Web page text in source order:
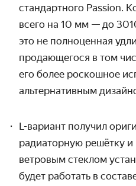
стандартного Passion.
всего на 10 мм — до
это не полноценная
продающегося в том
его более роскошное
альтернативным
L-вариант получил
радиаторную решётку
ветровым стеклом
будет работать в